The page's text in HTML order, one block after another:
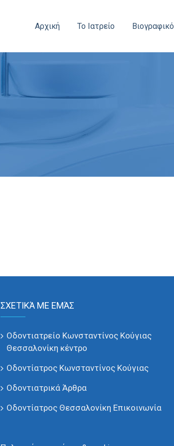
Αρχική Το Ιατρείο Βιογραφικό
ΣΧΕΤΙΚΆ ΜΕ ΕΜΆΣ
Οδοντιατρείο Κωνσταντίνος Κούγιας
Θεσσαλονίκη κέντρο
Οδοντίατρος Κωνσταντίνος Κούγιας
Οδοντιατρικά Άρθρα
Οδοντίατρος Θεσσαλονίκη Επικοινωνία